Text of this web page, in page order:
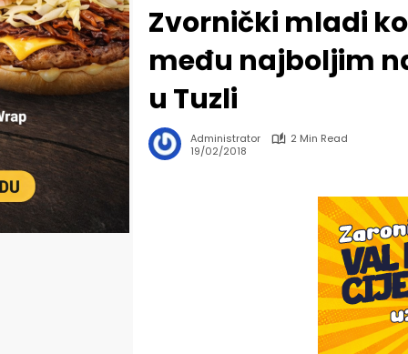
Zvornički mladi
među najboljim
u Tuzli
Administrator
2 Min Read
19/02/2018